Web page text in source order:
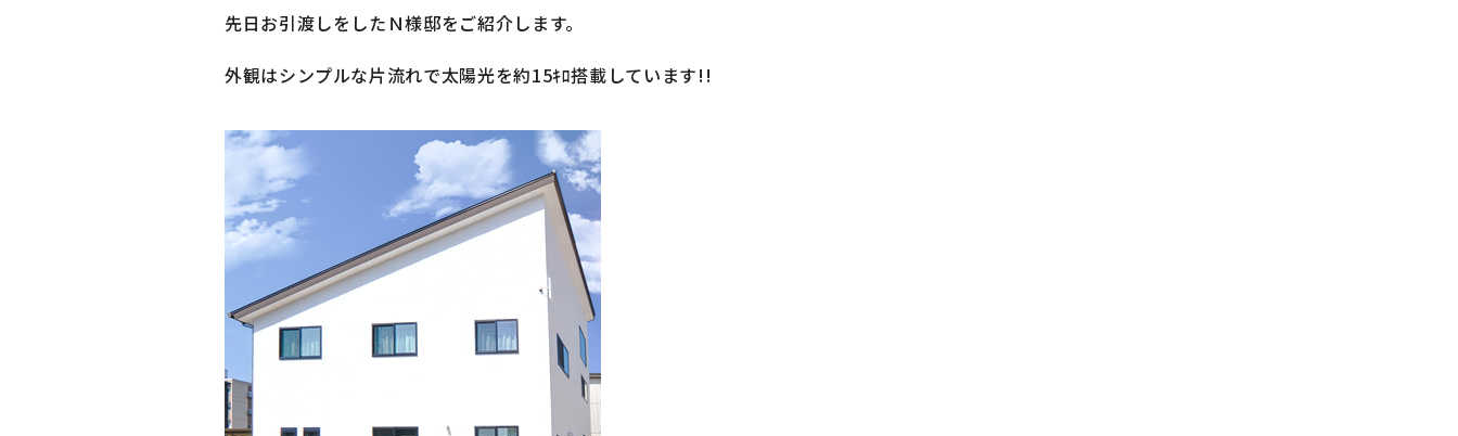
先日お引渡しをしたＮ様邸をご紹介します。
外観はシンプルな片流れで太陽光を約15ｷﾛ搭載しています!!